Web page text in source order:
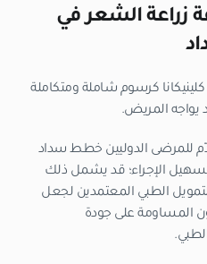
زراعة الشعر في
كرسوم شاملة ومتكاملة
يواجه المريض.
للمرضى الدوليين خطط سداد
الإجراء؛ قد يشمل ذلك
الطبي المعتمدين لجعل
المساومة على جودة